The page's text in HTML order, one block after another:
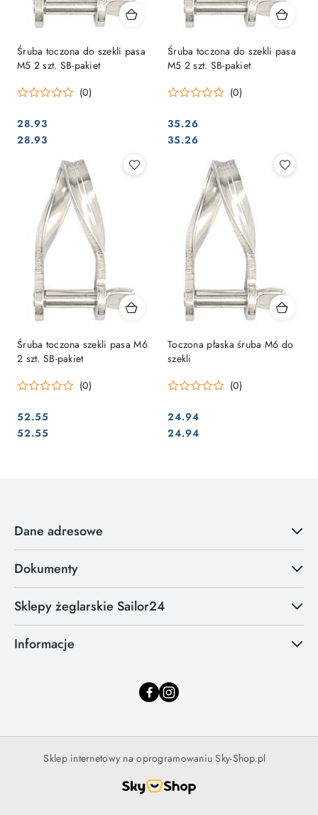
Śruba toczona do szekli pasa
M5 2 szt. SB-pakiet
(0)
Cena:
28.93
Cena:
28.93
Śruba toczona do szekli pasa
M5 2 szt. SB-pakiet
(0)
Cena:
35.26
Cena:
35.26
Śruba toczona szekli pasa M6
2 szt. SB-pakiet
(0)
Cena:
52.55
Cena:
52.55
Toczona płaska śruba M6 do
szekli
(0)
Cena:
24.94
Cena:
24.94
Dane adresowe
Dokumenty
Sklepy żeglarskie Sailor24
Informacje
Sklep internetowy na oprogramowaniu Sky-Shop.pl